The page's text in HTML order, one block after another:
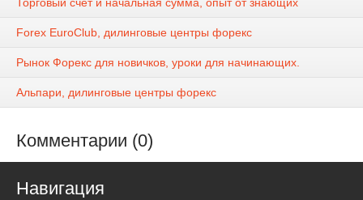
Forex EuroClub, дилинговые центры форекс
Рынок Форекс для новичков, уроки для начинающих.
Альпари, дилинговые центры форекс
Комментарии (0)
Навигация